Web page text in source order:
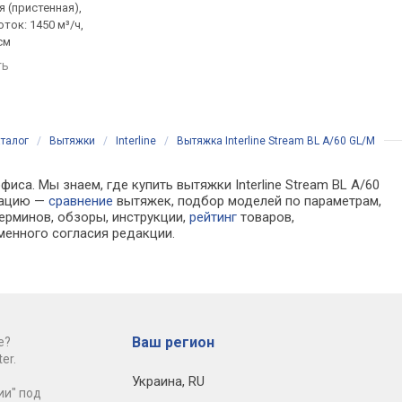
(пристенная),
1450 м³/ч,
/ Вытяжки / Interline / Вытяжка Interline Stream BL A/60 GL/M
Мы знаем, где купить вытяжки Interline Stream BL A/60
—сравнение вытяжек, подбор моделей по параметрам,
обзоры, инструкции,рейтинг товаров,
согласия редакции.
под
Ваш регион
Украина, RU